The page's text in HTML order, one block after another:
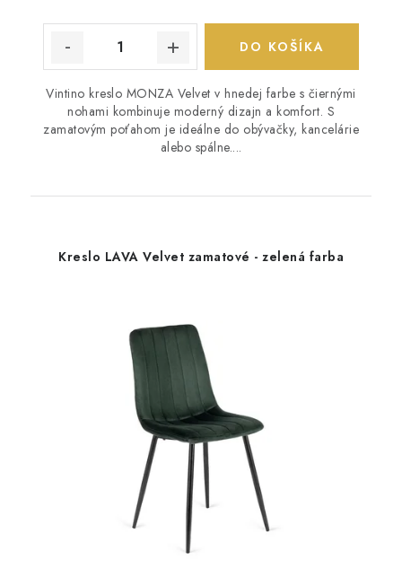
DO KOŠÍKA
Vintino kreslo MONZA Velvet v hnedej farbe s čiernými
nohami kombinuje moderný dizajn a komfort. S
zamatovým poťahom je ideálne do obývačky, kancelárie
alebo spálne....
Kreslo LAVA Velvet zamatové - zelená farba